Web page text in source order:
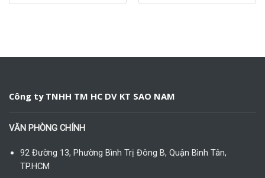
Công ty TNHH TM HC DV KT SAO NAM
VĂN PHÒNG CHÍNH
92 Đường 13, Phường Bình Trị Đông B, Quận Bình Tân,
TP.HCM